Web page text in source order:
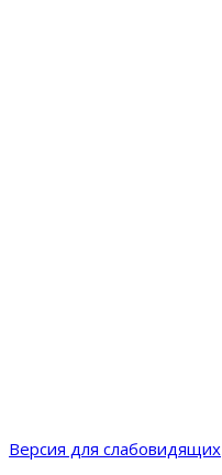
Версия для слабовидящих